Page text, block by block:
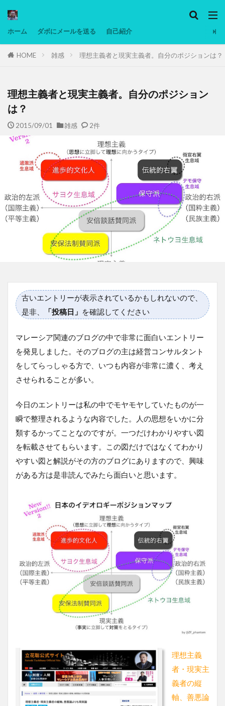
ホーム ダボにメールを送る 自己紹介
HOME 雑感 理想主義者と現実主義者。自分のポジションは？
理想主義者と現実主義者。自分のポジション
は？
2015/09/01 雑感 2件
古いエントリーが表示されているかもしれないので、
是非、
「投稿日」 を確認してください
マレーシア関連のブログの中で非常に面白いエントリー
を発見しました。そのブログの主は経営コンサルタント
をしてらっしゃる方で、いつも内容が非常に濃く、考え
させられることが多い。
今日のエントリーは私の中でモヤモヤしていたものが一
瞬で整理されるような内容でした。人の思想をいかに分
類するかってことなのですが。一つだけわかりやすい図
を転載させてもらいます。この図だけではなくてわかり
やすい図と解説がその方のブログにありますので、興味
がある方は是非読んでみたら面白いと思います。
理想主義
者・現実主
義者の縦
軸、善悪論
タグ
マレーシア動画
ヨーグルト
備忘録
動画
検索